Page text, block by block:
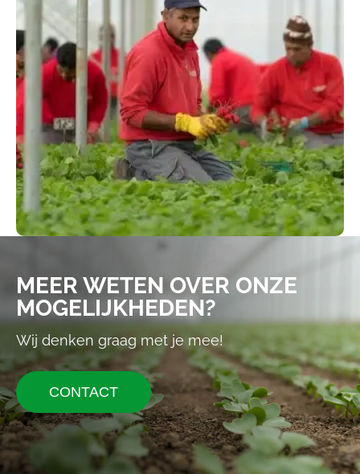
MEER WETEN OVER ONZE
MOGELIJKHEDEN?
Wij denken graag met je mee!
CONTACT